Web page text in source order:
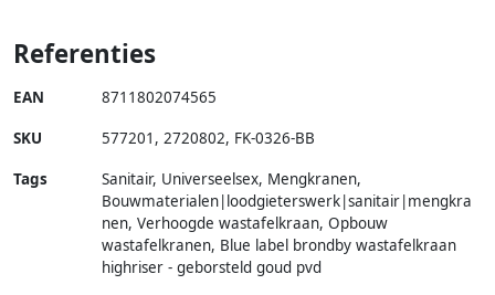
Referenties
EAN 8711802074565
SKU 577201 , 2720802, FK-0326-BB
Tags
Sanitair, Universeelsex, Mengkranen,
Bouwmaterialen|loodgieterswerk|sanitair|mengkra
nen, Verhoogde wastafelkraan, Opbouw
wastafelkranen, Blue label brondby wastafelkraan
highriser - geborsteld goud pvd